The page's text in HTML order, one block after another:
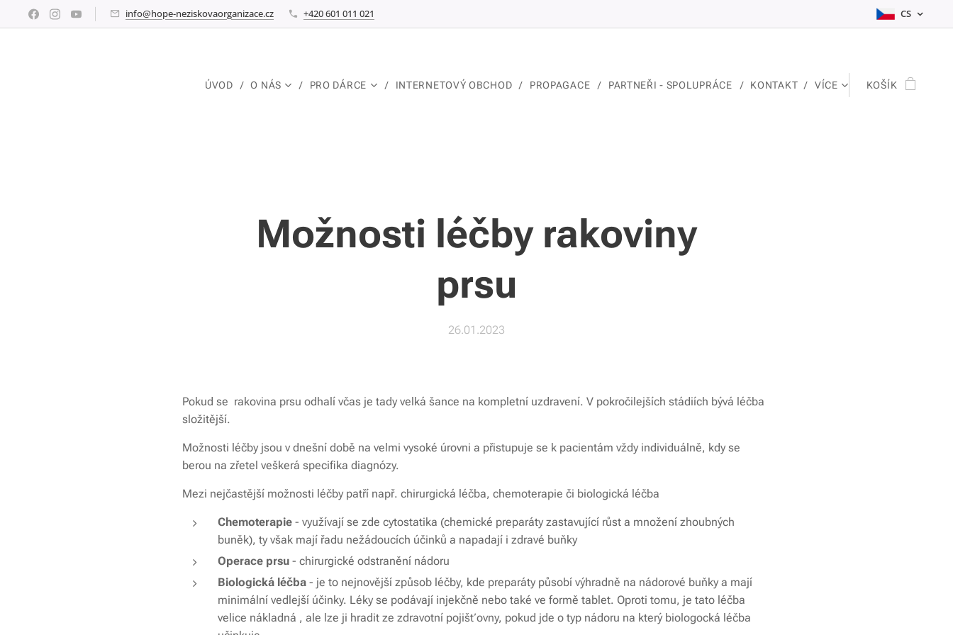
info@hope-neziskovaorganizace.cz +420 601 011 021 CS
ÚVOD O NÁS PRO DÁRCE INTERNETOVÝ OBCHOD PROPAGACE PARTNEŘI - SPOLUPRÁCE KONTAKT VÍCE KOŠÍK
Možnosti léčby rakoviny
prsu
26.01.2023
Pokud se rakovina prsu odhalí včas je tady velká šance na kompletní uzdravení. V pokročilejších stádiích bývá léčba
složitější.
Možnosti léčby jsou v dnešní době na velmi vysoké úrovni a přistupuje se k pacientám vždy individuálně, kdy se
berou na zřetel veškerá specifika diagnózy.
Mezi nejčastější možnosti léčby patří např. chirurgická léčba, chemoterapie či biologická léčba
Chemoterapie - využívají se zde cytostatika (chemické preparáty zastavující růst a množení zhoubných
buněk), ty však mají řadu nežádoucích účinků a napadají i zdravé buňky
Operace prsu - chirurgické odstranění nádoru
Biologická léčba - je to nejnovější způsob léčby, kde preparáty působí výhradně na nádorové buňky a mají
minimální vedlejší účinky. Léky se podávají injekčně nebo také ve formě tablet. Oproti tomu, je tato léčba
velice nákladná , ale lze ji hradit ze zdravotní pojišťovny, pokud jde o typ nádoru na který biologocká léčba